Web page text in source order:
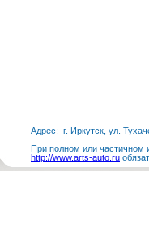
Адрес: г. Иркутск, ул.
При полном или частичном
http://www.arts-auto.ru